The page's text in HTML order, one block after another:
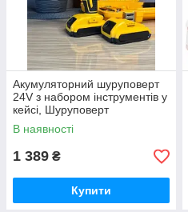
Акумуляторний шуруповерт
24V з набором інструментів у
кейсі, Шуруповерт
В наявності
1 389 ₴
Купити